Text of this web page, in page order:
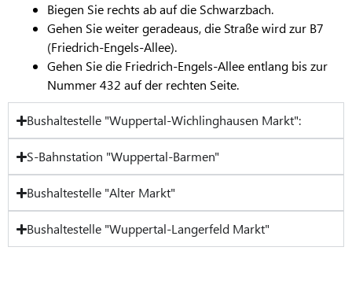
Biegen Sie rechts ab auf die Schwarzbach.
Gehen Sie weiter geradeaus, die Straße wird zur B7
(Friedrich-Engels-Allee).
Gehen Sie die Friedrich-Engels-Allee entlang bis zur
Nummer 432 auf der rechten Seite.
Bushaltestelle "Wuppertal-Wichlinghausen Markt":
S-Bahnstation "Wuppertal-Barmen"
Bushaltestelle "Alter Markt"
Bushaltestelle "Wuppertal-Langerfeld Markt"